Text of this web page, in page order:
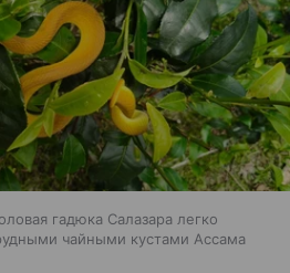
гадюка Салазара легко
чайными кустами Ассама